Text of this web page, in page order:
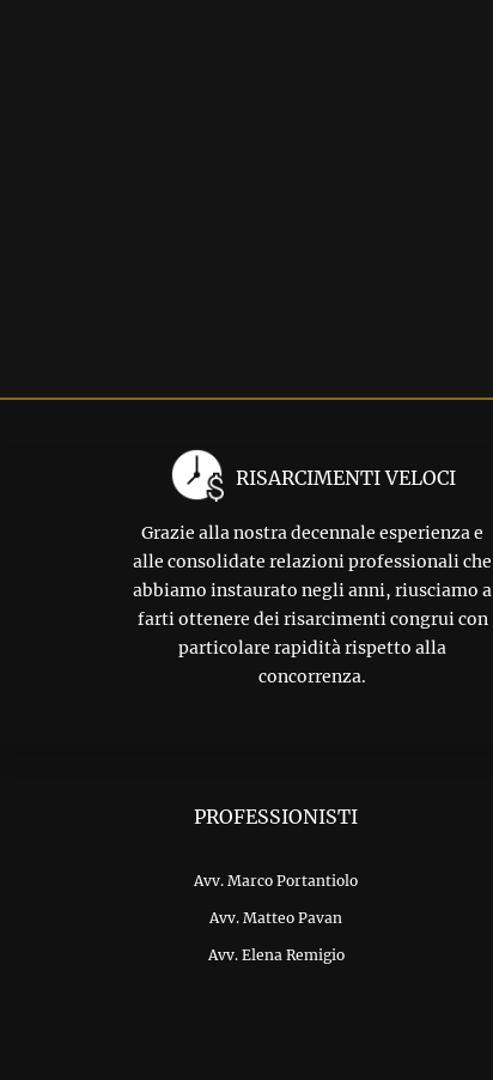
RISARCIMENTI VELOCI
Grazie alla nostra decennale esperienza e
alle consolidate relazioni professionali che
abbiamo instaurato negli anni, riusciamo a
farti ottenere dei risarcimenti congrui con
particolare rapidità rispetto alla
concorrenza.
PROFESSIONISTI
Avv. Marco Portantiolo
Avv. Matteo Pavan
Avv. Elena Remigio